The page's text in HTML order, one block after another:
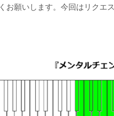
お願いします。今回はリクエ